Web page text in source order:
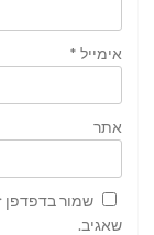
אימייל *
אתר
שמור בדפדפן
שאגיב.